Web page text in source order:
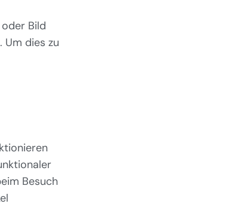
Bild
Um dies zu
Besuch